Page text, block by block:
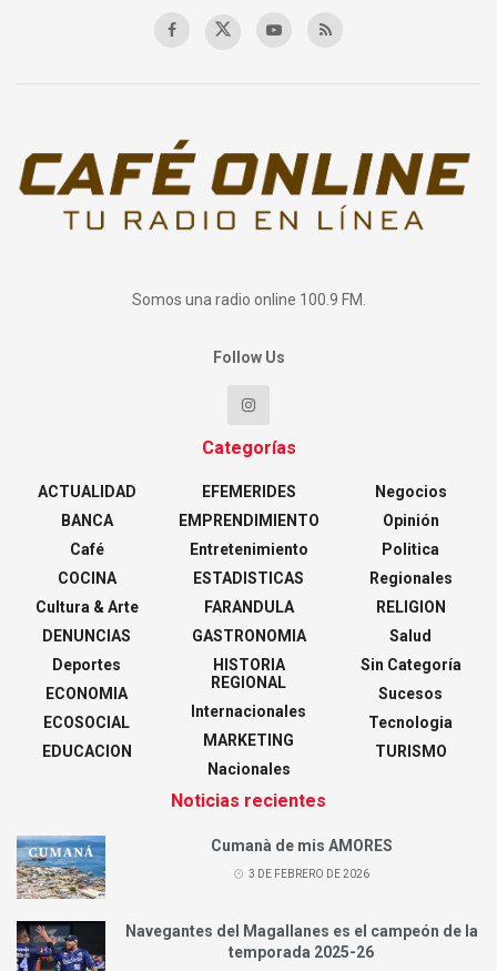
Somos una radio online 100.9 FM.
Follow Us
Categorías
ACTUALIDAD
BANCA
Café
COCINA
Cultura & Arte
DENUNCIAS
Deportes
ECONOMIA
ECOSOCIAL
EDUCACION
EFEMERIDES
EMPRENDIMIENTO
Entretenimiento
ESTADISTICAS
FARANDULA
GASTRONOMIA
HISTORIA
REGIONAL
Internacionales
MARKETING
Nacionales
Negocios
Opinión
Politica
Regionales
RELIGION
Salud
Sin Categoría
Sucesos
Tecnologia
TURISMO
Noticias recientes
Cumanà de mis AMORES
3 DE FEBRERO DE 2026
Navegantes del Magallanes es el campeón de la
temporada 2025-26